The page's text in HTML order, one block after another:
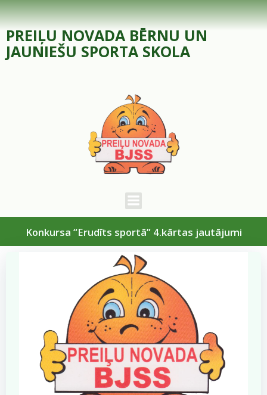
Skip
to
content
PREIĻU NOVADA BĒRNU UN
JAUNIEŠU SPORTA SKOLA
Konkursa “Erudīts sportā” 4.kārtas jautājumi